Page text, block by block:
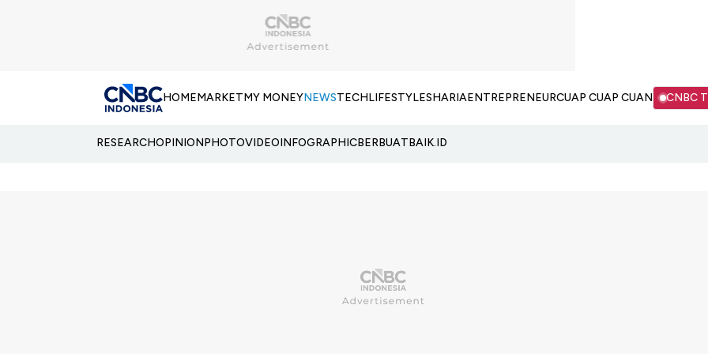
HOMEMARKETMY MONEYNEWSTECHLIFESTYLESHARIAENTREPRENEURCUAP CUAP CUAN CNBC
RESEARCHOPINIONPHOTOVIDEOINFOGRAPHICBERBUATBAIK.ID